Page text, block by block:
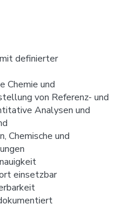
definierter
Chemie und
von Referenz- und
Analysen und
Chemische und
einsetzbar